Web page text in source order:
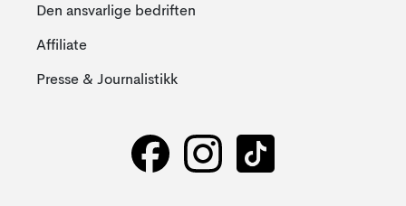
Den ansvarlige bedriften
Affiliate
Presse & Journalistikk